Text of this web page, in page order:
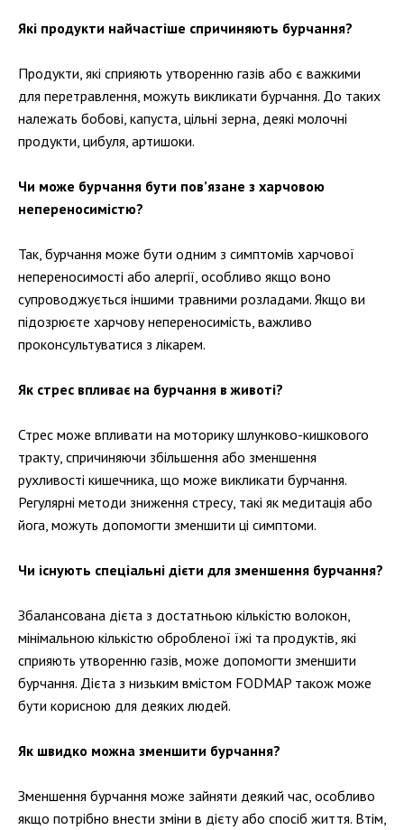
Які продукти найчастіше спричиняють бурчання?
Продукти, які сприяють утворенню газів або є важкими
для перетравлення, можуть викликати бурчання. До таких
належать бобові, капуста, цільні зерна, деякі молочні
продукти, цибуля, артишоки.
Чи може бурчання бути пов’язане з харчовою
непереносимістю?
Так, бурчання може бути одним з симптомів харчової
непереносимості або алергії, особливо якщо воно
супроводжується іншими травними розладами. Якщо ви
підозрюєте харчову непереносимість, важливо
проконсультуватися з лікарем.
Як стрес впливає на бурчання в животі?
Стрес може впливати на моторику шлунково-кишкового
тракту, спричиняючи збільшення або зменшення
рухливості кишечника, що може викликати бурчання.
Регулярні методи зниження стресу, такі як медитація або
йога, можуть допомогти зменшити ці симптоми.
Чи існують спеціальні дієти для зменшення бурчання?
Збалансована дієта з достатньою кількістю волокон,
мінімальною кількістю обробленої їжі та продуктів, які
сприяють утворенню газів, може допомогти зменшити
бурчання. Дієта з низьким вмістом FODMAP також може
бути корисною для деяких людей.
Як швидко можна зменшити бурчання?
Зменшення бурчання може зайняти деякий час, особливо
якщо потрібно внести зміни в дієту або спосіб життя. Втім,